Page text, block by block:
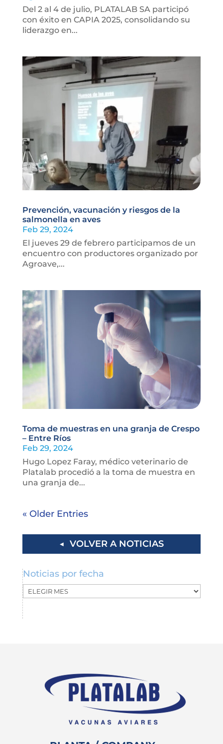
Del 2 al 4 de julio, PLATALAB SA participó
con éxito en CAPIA 2025, consolidando su
liderazgo en...
Prevención, vacunación y riesgos de la
salmonella en aves
Feb 29, 2024
El jueves 29 de febrero participamos de un
encuentro con productores organizado por
Agroave,...
Toma de muestras en una granja de Crespo
– Entre Ríos
Feb 29, 2024
Hugo Lopez Faray, médico veterinario de
Platalab procedió a la toma de muestra en
una granja de...
« Older Entries
◀ VOLVER A NOTICIAS
Noticias por fecha
Noticias
por
fecha